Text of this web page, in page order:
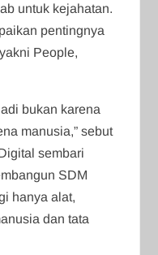
untuk kejahatan.
pentingnya
People,
bukan karena
manusia,” sebut
sembari
SDM
hanya alat,
dan tata